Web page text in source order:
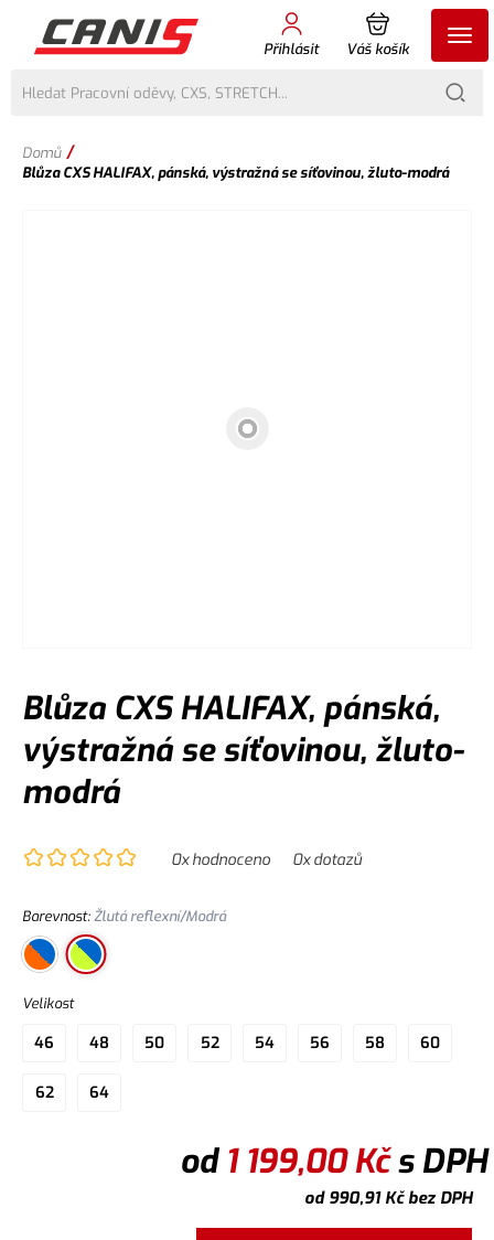
Přihlásit Váš košík
Domů /
Blůza CXS HALIFAX, pánská, výstražná se síťovinou, žluto-modrá
Blůza CXS HALIFAX, pánská,
výstražná se síťovinou, žluto-
modrá
0x hodnoceno 0x dotazů
Barevnost:Žlutá reflexní/Modrá
Velikost
46 48 50 52 54 56 58 60
62 64
od1 199,00Kčs DPH
od 990,91Kčbez DPH